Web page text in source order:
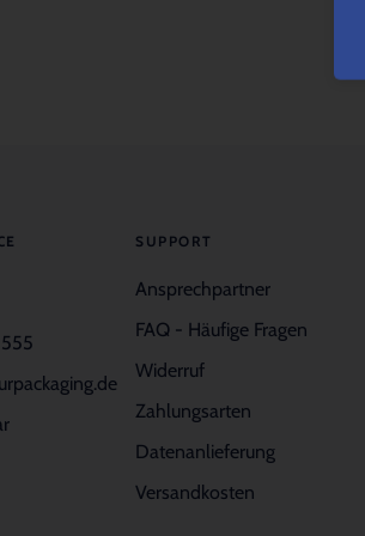
SUPPORT
Ansprechpartner
FAQ - Häufige Fragen
Widerruf
Zahlungsarten
Datenanlieferung
Versandkosten